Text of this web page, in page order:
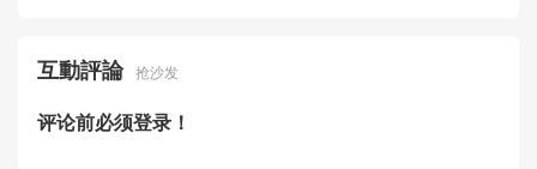
互動評論 抢沙发
评论前必须登录！